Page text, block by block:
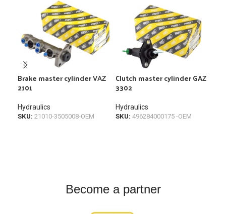
Brake master cylinder VAZ
2101
Hydraulics
SKU: 21010-3505008-OEM
Clutch master cylinder GAZ
3302
Hydraulics
SKU: 496284000175 -OEM
Become a partner